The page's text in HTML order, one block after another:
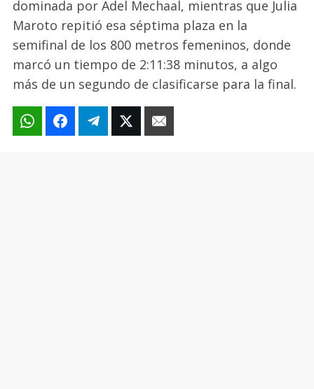
dominada por Adel Mechaal, mientras que Julia
Maroto repitió esa séptima plaza en la
semifinal de los 800 metros femeninos, donde
marcó un tiempo de 2:11:38 minutos, a algo
más de un segundo de clasificarse para la final.